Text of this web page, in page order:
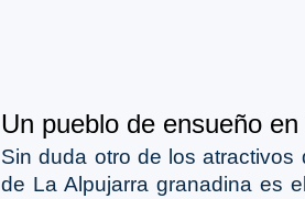
Un pueblo de ensueño
Sin duda otro de los
de La Alpujarra granadina es